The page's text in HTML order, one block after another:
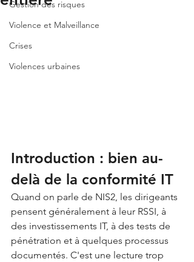
Gestion des risques
Violence et Malveillance
Crises
Violences urbaines
Introduction : bien au-
delà de la conformité IT
Quand on parle de NIS2, les dirigeants
pensent généralement à leur RSSI, à
des investissements IT, à des tests de
pénétration et à quelques processus
documentés. C'est une lecture trop